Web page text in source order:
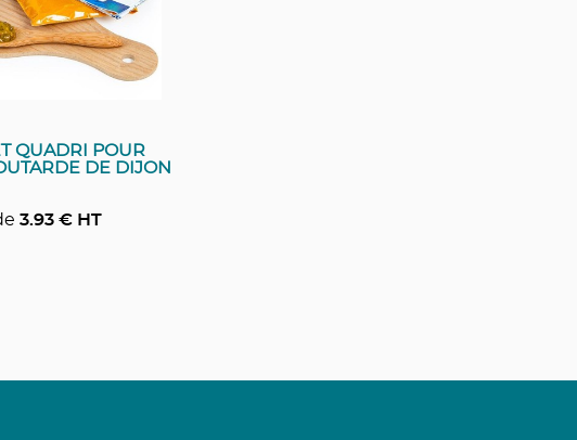
QUADRI POUR
DE DIJON
3.93 € HT